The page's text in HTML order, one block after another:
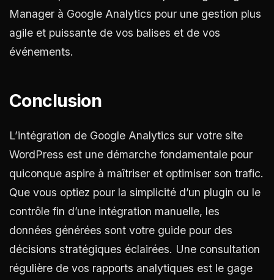
Manager à Google Analytics pour une gestion plus
agile et puissante de vos balises et de vos
événements.
Conclusion
L’intégration de Google Analytics sur votre site
WordPress est une démarche fondamentale pour
quiconque aspire à maîtriser et optimiser son trafic.
Que vous optiez pour la simplicité d’un plugin ou le
contrôle fin d’une intégration manuelle, les
données générées sont votre guide pour des
décisions stratégiques éclairées. Une consultation
régulière de vos rapports analytiques est le gage